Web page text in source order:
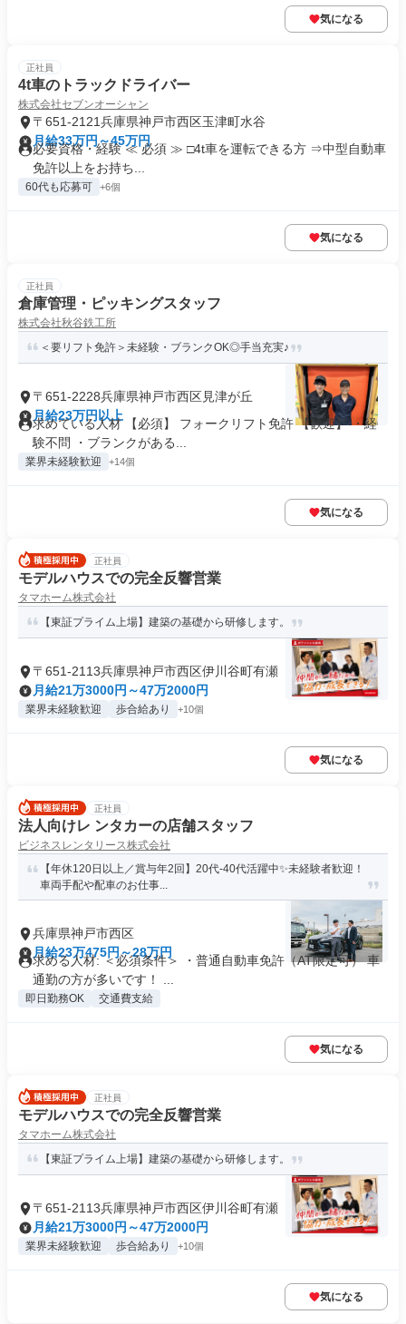
気になる
正社員
4t車のトラックドライバー
株式会社セブンオーシャン
〒651-2121兵庫県神戸市西区玉津町水谷
月給33万円～45万円
必要資格・経験 ≪ 必須 ≫ □4t車を運転できる方 ⇒中型自動車
免許以上をお持ち...
60代も応募可 +6個
気になる
正社員
倉庫管理・ピッキングスタッフ
株式会社秋谷鉄工所
＜要リフト免許＞未経験・ブランクOK◎手当充実♪
〒651-2228兵庫県神戸市西区見津が丘
月給23万円以上
求めている人材 【必須】 フォークリフト免許 【歓迎】 ・経
験不問 ・ブランクがある...
業界未経験歓迎 +14個
気になる
正社員
モデルハウスでの完全反響営業
タマホーム株式会社
【東証プライム上場】建築の基礎から研修します。
〒651-2113兵庫県神戸市西区伊川谷町有瀬
月給21万3000円～47万2000円
業界未経験歓迎 歩合給あり +10個
気になる
正社員
法人向けレ ンタカーの店舗スタッフ
ビジネスレンタリース株式会社
【年休120日以上／賞与年2回】20代-40代活躍中✨未経験者歓迎！
車両手配や配車のお仕事...
兵庫県神戸市西区
月給23万475円～28万円
求める人材: ＜必須条件＞ ・普通自動車免許（AT限定可） 車
通勤の方が多いです！ ...
即日勤務OK 交通費支給
気になる
正社員
モデルハウスでの完全反響営業
タマホーム株式会社
【東証プライム上場】建築の基礎から研修します。
〒651-2113兵庫県神戸市西区伊川谷町有瀬
月給21万3000円～47万2000円
業界未経験歓迎 歩合給あり +10個
気になる